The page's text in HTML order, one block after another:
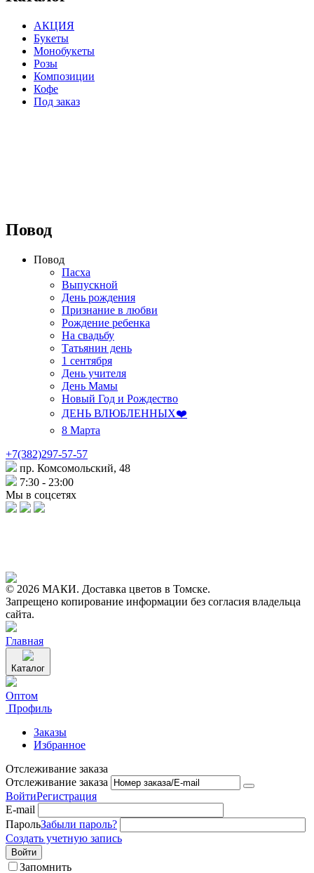
АКЦИЯ
Букеты
Монобукеты
Розы
Композиции
Кофе
Под заказ
Повод
Повод
Пасха
Выпускной
День рождения
Признание в любви
Рождение ребенка
На свадьбу
Татьянин день
1 сентября
День учителя
День Мамы
Новый Год и Рождество
ДЕНЬ ВЛЮБЛЕННЫХ❤️
8 Марта
+7(382)297-57-57
пр. Комсомольский, 48
7:30 - 23:00
Мы в соцсетях
© 2026 МАКИ. Доставка цветов в Томске.
Запрещено копирование информации без согласия владельца
сайта.
Главная
Каталог
Оптом
Профиль
Заказы
Избранное
Отслеживание заказа
Отслеживание заказа
ВойтиРегистрация
E-mail
ПарольЗабыли пароль?
Создать учетную запись
Войти
Запомнить